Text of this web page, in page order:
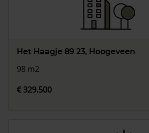
Het Haagje 89 23, Hoogeveen
98 m2
€ 329.500